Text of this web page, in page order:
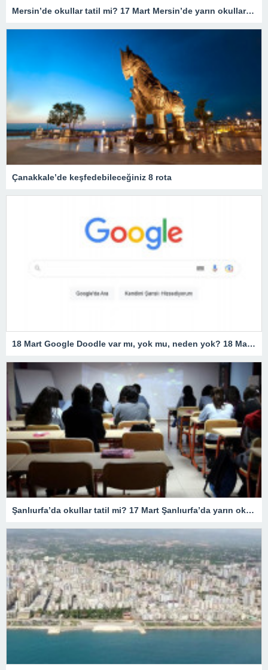
Mersin’de okullar tatil mi? 17 Mart Mersin’de yarın okullar tatil mi olacak? 17 Mart Cuma günü okullar hangi illerde tatil?
Çanakkale’de keşfedebileceğiniz 8 rota
18 Mart Google Doodle var mı, yok mu, neden yok? 18 Mart Çanakkale Zaferi Doodle’ı neden yok, resmi açıklama geldi mi? Google 18 Mart Doodle yaptı mı?
Şanlıurfa’da okullar tatil mi? 17 Mart Şanlıurfa’da yarın okullar tatil mi olacak? 17 Mart Cuma günü okullar hangi illerde tatil?